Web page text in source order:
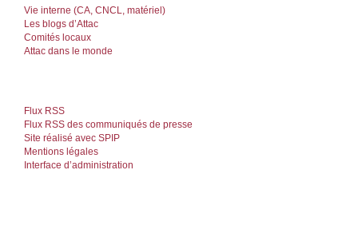
Vie interne (CA, CNCL, matériel)
Les blogs d’Attac
Comités locaux
Attac dans le monde
Flux RSS
Flux RSS des communiqués de presse
Site réalisé avec SPIP
Mentions légales
Interface d’administration